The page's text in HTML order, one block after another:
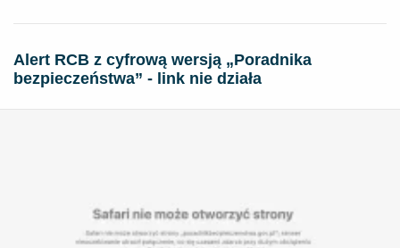
Alert RCB z cyfrową wersją „Poradnika
bezpieczeństwa” - link nie działa